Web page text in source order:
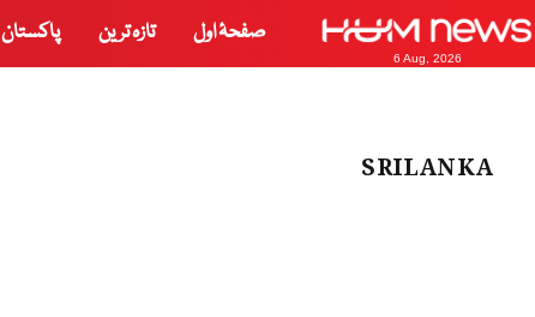
6 Aug, 2026
صفحۂ اول تازہ ترین پاکستان
SRILANKA